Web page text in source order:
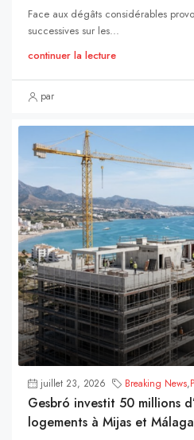
Face aux dégâts considérables
successives sur les...
continuer la lecture
par
juillet 23, 2026 Breaking News,
Gesbró investit 50 millions
logements à Mijas et